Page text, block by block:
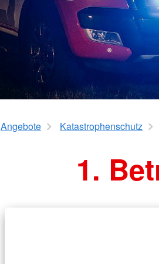
Schulkindbetreuung
Ganztagsbetreuung
Angebote Katastrophenschutz
1.